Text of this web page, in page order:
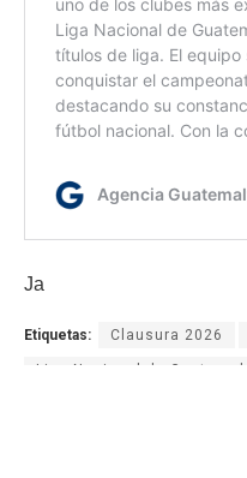
Ja
Etiquetas: Clausura 2026
Liga Nacional de Guatemala